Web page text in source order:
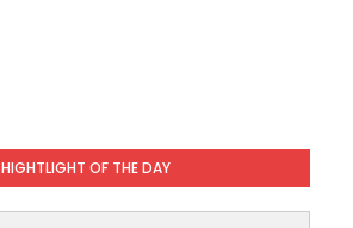
HIGHTLIGHT OF THE DAY